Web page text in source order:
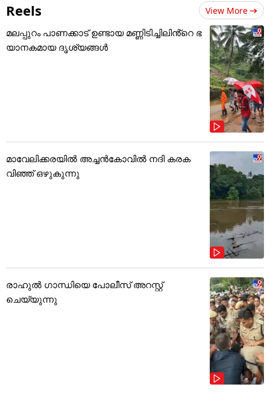
Reels View More
മലപ്പുറം പാണക്കാട് ഉണ്ടായ മണ്ണിടിച്ചിലിൻ്റെ ഭ
യാനകമായ ദൃശ്യങ്ങൾ
മാവേലിക്കരയിൽ അച്ചൻകോവിൽ നദി കരക
വിഞ്ഞ് ഒഴുകുന്നു
രാഹുൽ ഗാന്ധിയെ പോലീസ് അറസ്റ്റ്
ചെയ്യുന്നു